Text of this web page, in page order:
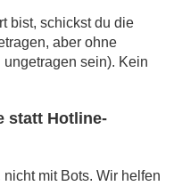
bist, schickst du die
aber ohne
sein). Kein
statt Hotline-
mit Bots. Wir helfen